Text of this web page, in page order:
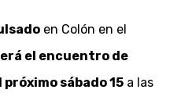
en Colón en el
el encuentro de
sábado 15 a las